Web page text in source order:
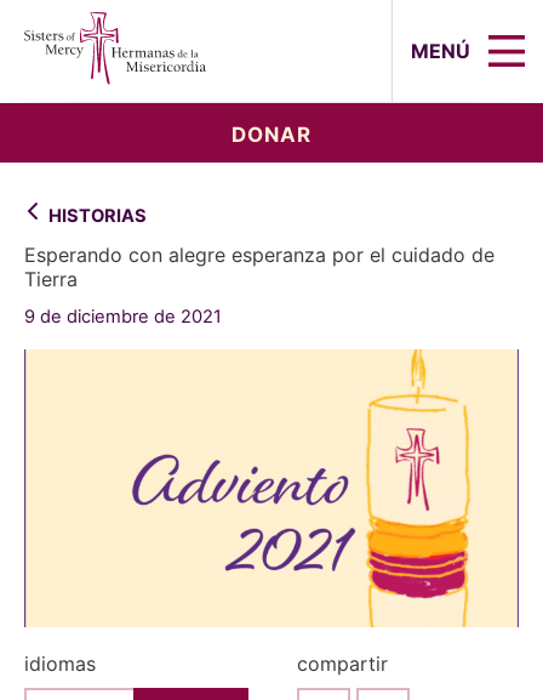
MENÚ
DONAR
HISTORIAS
Esperando con alegre esperanza por el cuidado de
Tierra
9 de diciembre de 2021
idiomas compartir